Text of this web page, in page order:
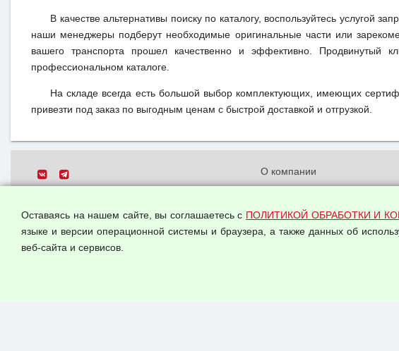
В качестве альтернативы поиску по каталогу, воспользуйтесь услугой
наши менеджеры подберут необходимые оригинальные части или
вашего транспорта прошел качественно и эффективно. Продвинутый
профессиональном каталоге.
На складе всегда есть большой выбор комплектующих, имеющих
привезти под заказ по выгодным ценам с быстрой доставкой и отгрузкой.
Все права защищены.
О компании
данных
Оставаясь на нашем сайте, вы соглашаетесь с ПОЛИТИКОЙ ОБРАБОТКИ И
языке и версии операционной системы и браузера, а также данных об
веб-сайта и сервисов.